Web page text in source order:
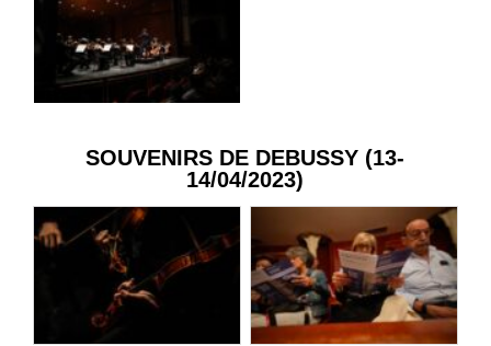
SOUVENIRS DE DEBUSSY (13-
14/04/2023)